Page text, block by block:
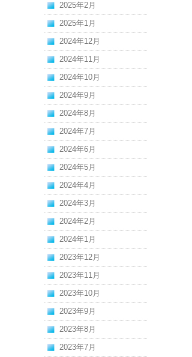
2025年2月
2025年1月
2024年12月
2024年11月
2024年10月
2024年9月
2024年8月
2024年7月
2024年6月
2024年5月
2024年4月
2024年3月
2024年2月
2024年1月
2023年12月
2023年11月
2023年10月
2023年9月
2023年8月
2023年7月